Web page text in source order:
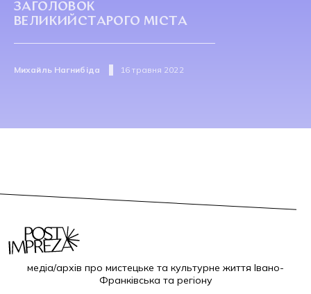
ЗАГОЛОВОК
ВЕЛИКИЙСТАРОГО МІСТА
Михайль Нагнибіда 16 травня 2022
медіа/архів про мистецьке та культурне життя Івано-
Франківська та регіону